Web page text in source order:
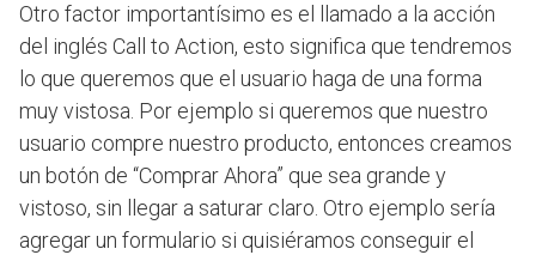
Otro factor importantísimo es el llamado a la acción
del inglés Call to Action, esto significa que tendremos
lo que queremos que el usuario haga de una forma
muy vistosa. Por ejemplo si queremos que nuestro
usuario compre nuestro producto, entonces creamos
un botón de “Comprar Ahora” que sea grande y
vistoso, sin llegar a saturar claro. Otro ejemplo sería
agregar un formulario si quisiéramos conseguir el